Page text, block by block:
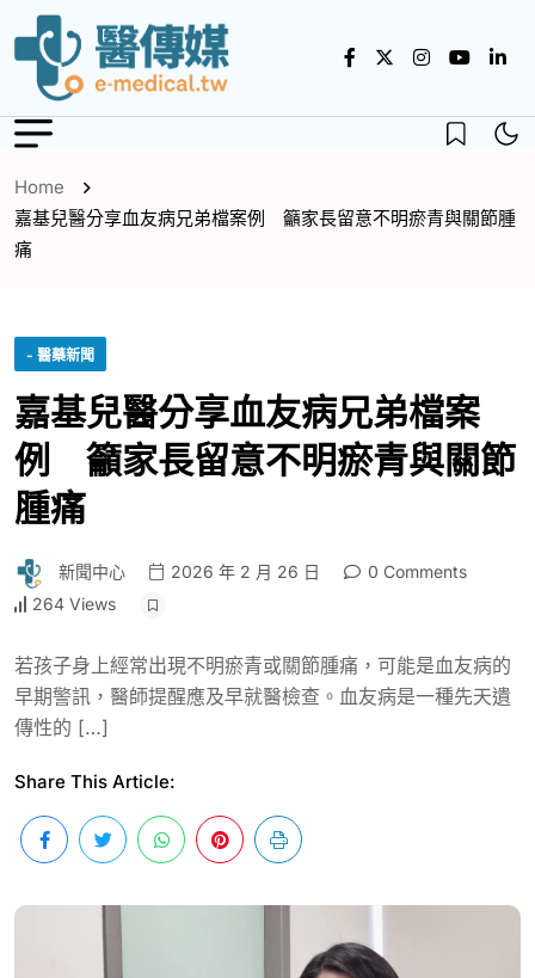
Home
嘉基兒醫分享血友病兄弟檔案例 籲家長留意不明瘀青與關節腫
痛
- 醫藥新聞
嘉基兒醫分享血友病兄弟檔案
例 籲家長留意不明瘀青與關節
腫痛
新聞中心 2026 年 2 月 26 日
0 Comments
264 Views
若孩子身上經常出現不明瘀青或關節腫痛，可能是血友病的
早期警訊，醫師提醒應及早就醫檢查。血友病是一種先天遺
傳性的 […]
Share This Article: